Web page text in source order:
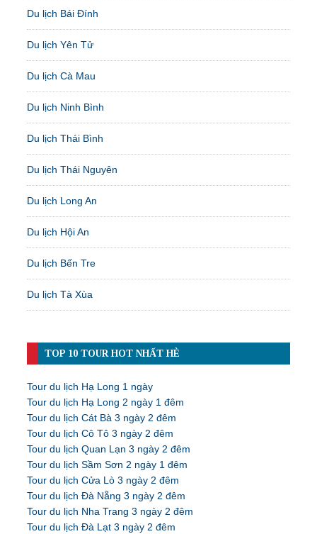
Du lịch Bái Đính
Du lịch Yên Tử
Du lịch Cà Mau
Du lịch Ninh Bình
Du lịch Thái Bình
Du lịch Thái Nguyên
Du lịch Long An
Du lịch Hội An
Du lịch Bến Tre
Du lịch Tà Xùa
TOP 10 TOUR HOT NHẤT HÈ
Tour du lịch Hạ Long 1 ngày
Tour du lịch Hạ Long 2 ngày 1 đêm
Tour du lịch Cát Bà 3 ngày 2 đêm
Tour du lịch Cô Tô 3 ngày 2 đêm
Tour du lịch Quan Lạn 3 ngày 2 đêm
Tour du lịch Sầm Sơn 2 ngày 1 đêm
Tour du lịch Cửa Lò 3 ngày 2 đêm
Tour du lịch Đà Nẵng 3 ngày 2 đêm
Tour du lịch Nha Trang 3 ngày 2 đêm
Tour du lịch Đà Lạt 3 ngày 2 đêm